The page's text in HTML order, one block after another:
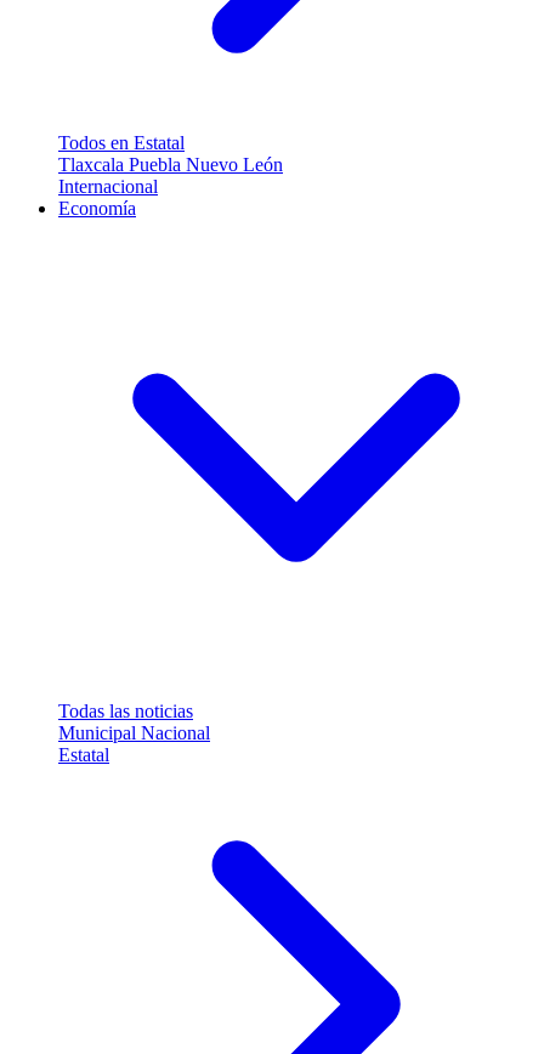
Todos en Estatal
Tlaxcala Puebla Nuevo León
Internacional
Economía
Todas las noticias
Municipal Nacional
Estatal